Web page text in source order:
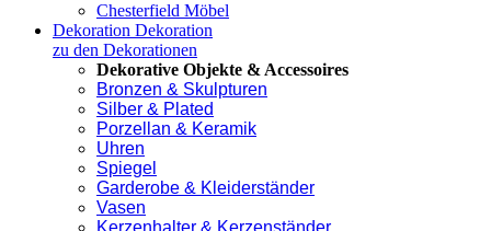
Chesterfield Möbel
Dekoration Dekoration
zu den Dekorationen
Dekorative Objekte & Accessoires
Bronzen & Skulpturen
Silber & Plated
Porzellan & Keramik
Uhren
Spiegel
Garderobe & Kleiderständer
Vasen
Kerzenhalter & Kerzenständer